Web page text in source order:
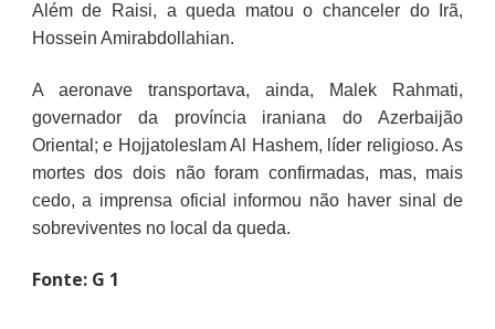
Além de Raisi, a queda matou o chanceler do Irã,
Hossein Amirabdollahian.
A aeronave transportava, ainda, Malek Rahmati,
governador da província iraniana do Azerbaijão
Oriental; e Hojjatoleslam Al Hashem, líder religioso. As
mortes dos dois não foram confirmadas, mas, mais
cedo, a imprensa oficial informou não haver sinal de
sobreviventes no local da queda.
Fonte: G 1